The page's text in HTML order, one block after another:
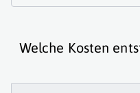
Welche Kosten